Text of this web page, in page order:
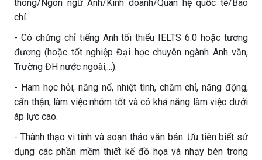
thông/Ngôn ngữ Anh/Kinh doanh/Quan hệ quốc tế/Báo
chí.
- Có chứng chỉ tiếng Anh tối thiểu IELTS 6.0 hoặc tương
đương (hoặc tốt nghiệp Đại học chuyên ngành Anh văn,
Trường ĐH nước ngoài,...).
- Ham học hỏi, năng nổ, nhiệt tình, chăm chỉ, năng động,
cẩn thận, làm việc nhóm tốt và có khả năng làm việc dưới
áp lực cao.
- Thành thạo vi tính và soạn thảo văn bản. Ưu tiên biết sử
dụng các phần mềm thiết kế đồ họa và nhạy bén trong